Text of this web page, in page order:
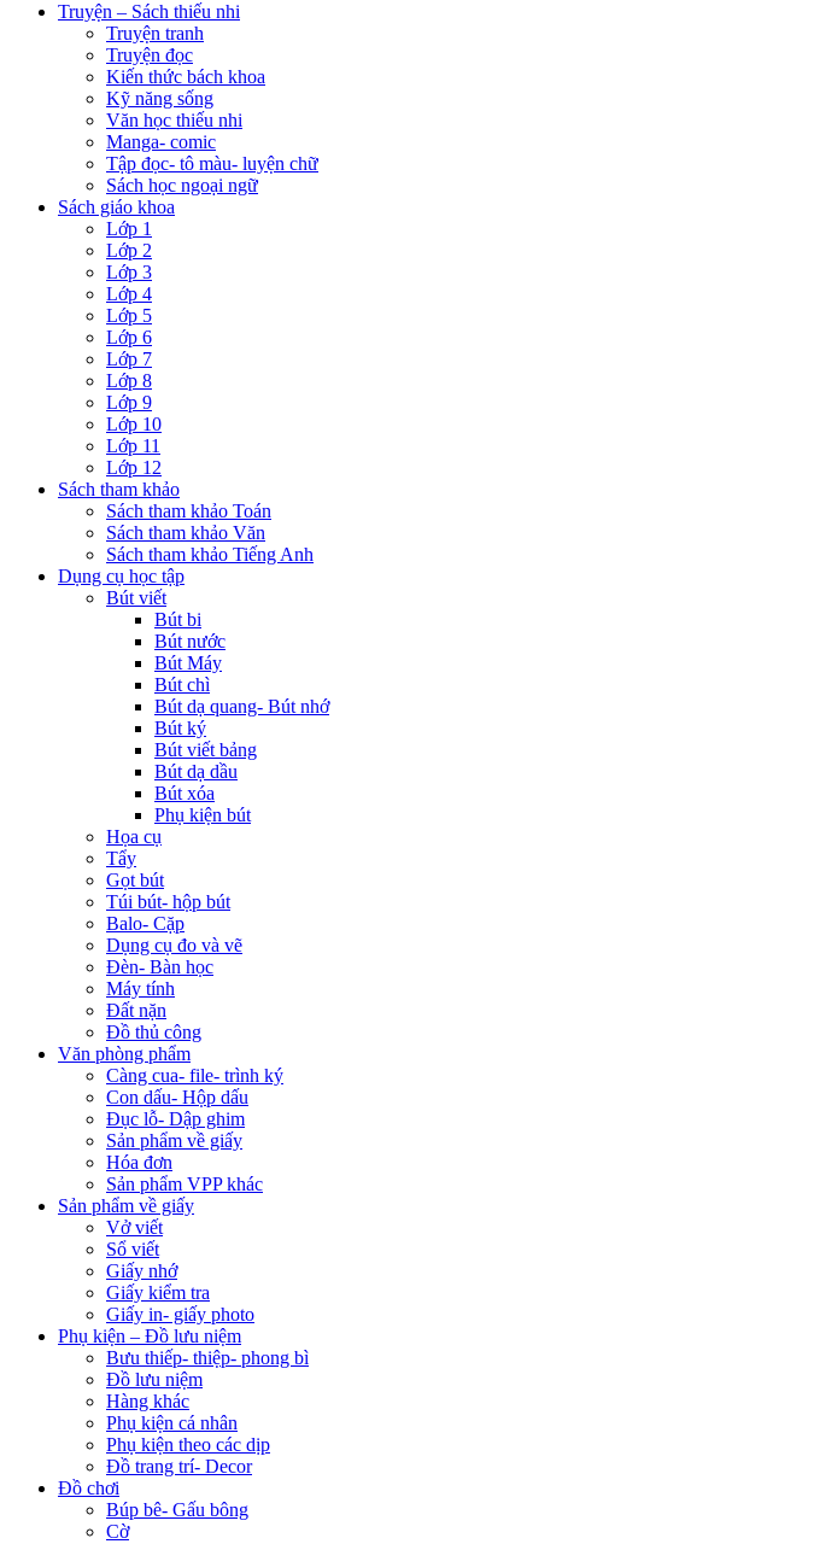
Truyện – Sách thiếu nhi
Truyện tranh
Truyện đọc
Kiến thức bách khoa
Kỹ năng sống
Văn học thiếu nhi
Manga- comic
Tập đọc- tô màu- luyện chữ
Sách học ngoại ngữ
Sách giáo khoa
Lớp 1
Lớp 2
Lớp 3
Lớp 4
Lớp 5
Lớp 6
Lớp 7
Lớp 8
Lớp 9
Lớp 10
Lớp 11
Lớp 12
Sách tham khảo
Sách tham khảo Toán
Sách tham khảo Văn
Sách tham khảo Tiếng Anh
Dụng cụ học tập
Bút viết
Bút bi
Bút nước
Bút Máy
Bút chì
Bút dạ quang- Bút nhớ
Bút ký
Bút viết bảng
Bút dạ dầu
Bút xóa
Phụ kiện bút
Họa cụ
Tẩy
Gọt bút
Túi bút- hộp bút
Balo- Cặp
Dụng cụ đo và vẽ
Đèn- Bàn học
Máy tính
Đất nặn
Đồ thủ công
Văn phòng phẩm
Càng cua- file- trình ký
Con dấu- Hộp dấu
Đục lỗ- Dập ghim
Sản phẩm về giấy
Hóa đơn
Sản phẩm VPP khác
Sản phẩm về giấy
Vở viết
Sổ viết
Giấy nhớ
Giấy kiểm tra
Giấy in- giấy photo
Phụ kiện – Đồ lưu niệm
Bưu thiếp- thiệp- phong bì
Đồ lưu niệm
Hàng khác
Phụ kiện cá nhân
Phụ kiện theo các dịp
Đồ trang trí- Decor
Đồ chơi
Búp bê- Gấu bông
Cờ